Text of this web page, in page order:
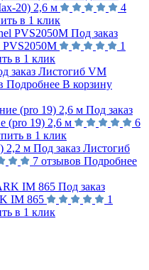
20) 2,6 м
4
в 1 клик
Под заказ
PVS2050M
1
в 1 клик
заказ Листогиб VM
Подробнее В корзину
Под заказ
(pro 19) 2,6 м
6
в 1 клик
Под заказ Листогиб
7 отзывов Подробнее
Под заказ
IM 865
1
в 1 клик